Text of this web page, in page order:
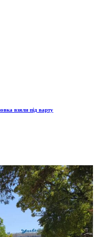
взяли під варту